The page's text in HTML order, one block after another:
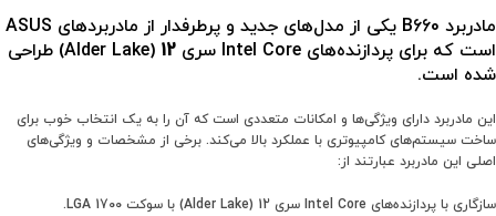
مادربرد B660 یکی از مدل‌های جدید و پرطرفدار از مادربردهای ASUS
است که برای پردازنده‌های Intel Core سری
12
(Alder Lake) طراحی
شده است.
این مادربرد دارای ویژگی‌ها و امکانات متعددی است که آن را به یک انتخاب خوب برای
ساخت سیستم‌های کامپیوتری با عملکرد بالا می‌کند. برخی از مشخصات و ویژگی‌های
اصلی این مادربرد عبارتند از:
سازگاری با پردازنده‌های Intel Core سری 12 (Alder Lake) با سوکت LGA 1700.